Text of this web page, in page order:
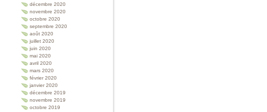
décembre 2020
novembre 2020
octobre 2020
septembre 2020
août 2020
juillet 2020
juin 2020
mai 2020
avril 2020
mars 2020
février 2020
janvier 2020
décembre 2019
novembre 2019
octobre 2019